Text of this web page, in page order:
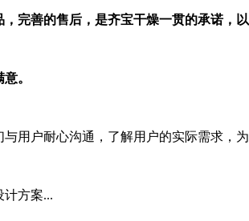
，完善的售后，是齐宝干燥一贯的承诺，以
。
与用户耐心沟通，了解用户的实际需求，为
计方案...